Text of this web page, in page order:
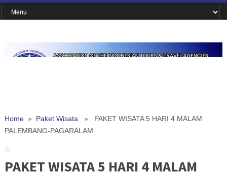
Home» Paket Wisata » PAKET WISATA 5 HARI 4 MALAM
PALEMBANG-PAGARALAM
PAKET WISATA 5 HARI 4 MALAM